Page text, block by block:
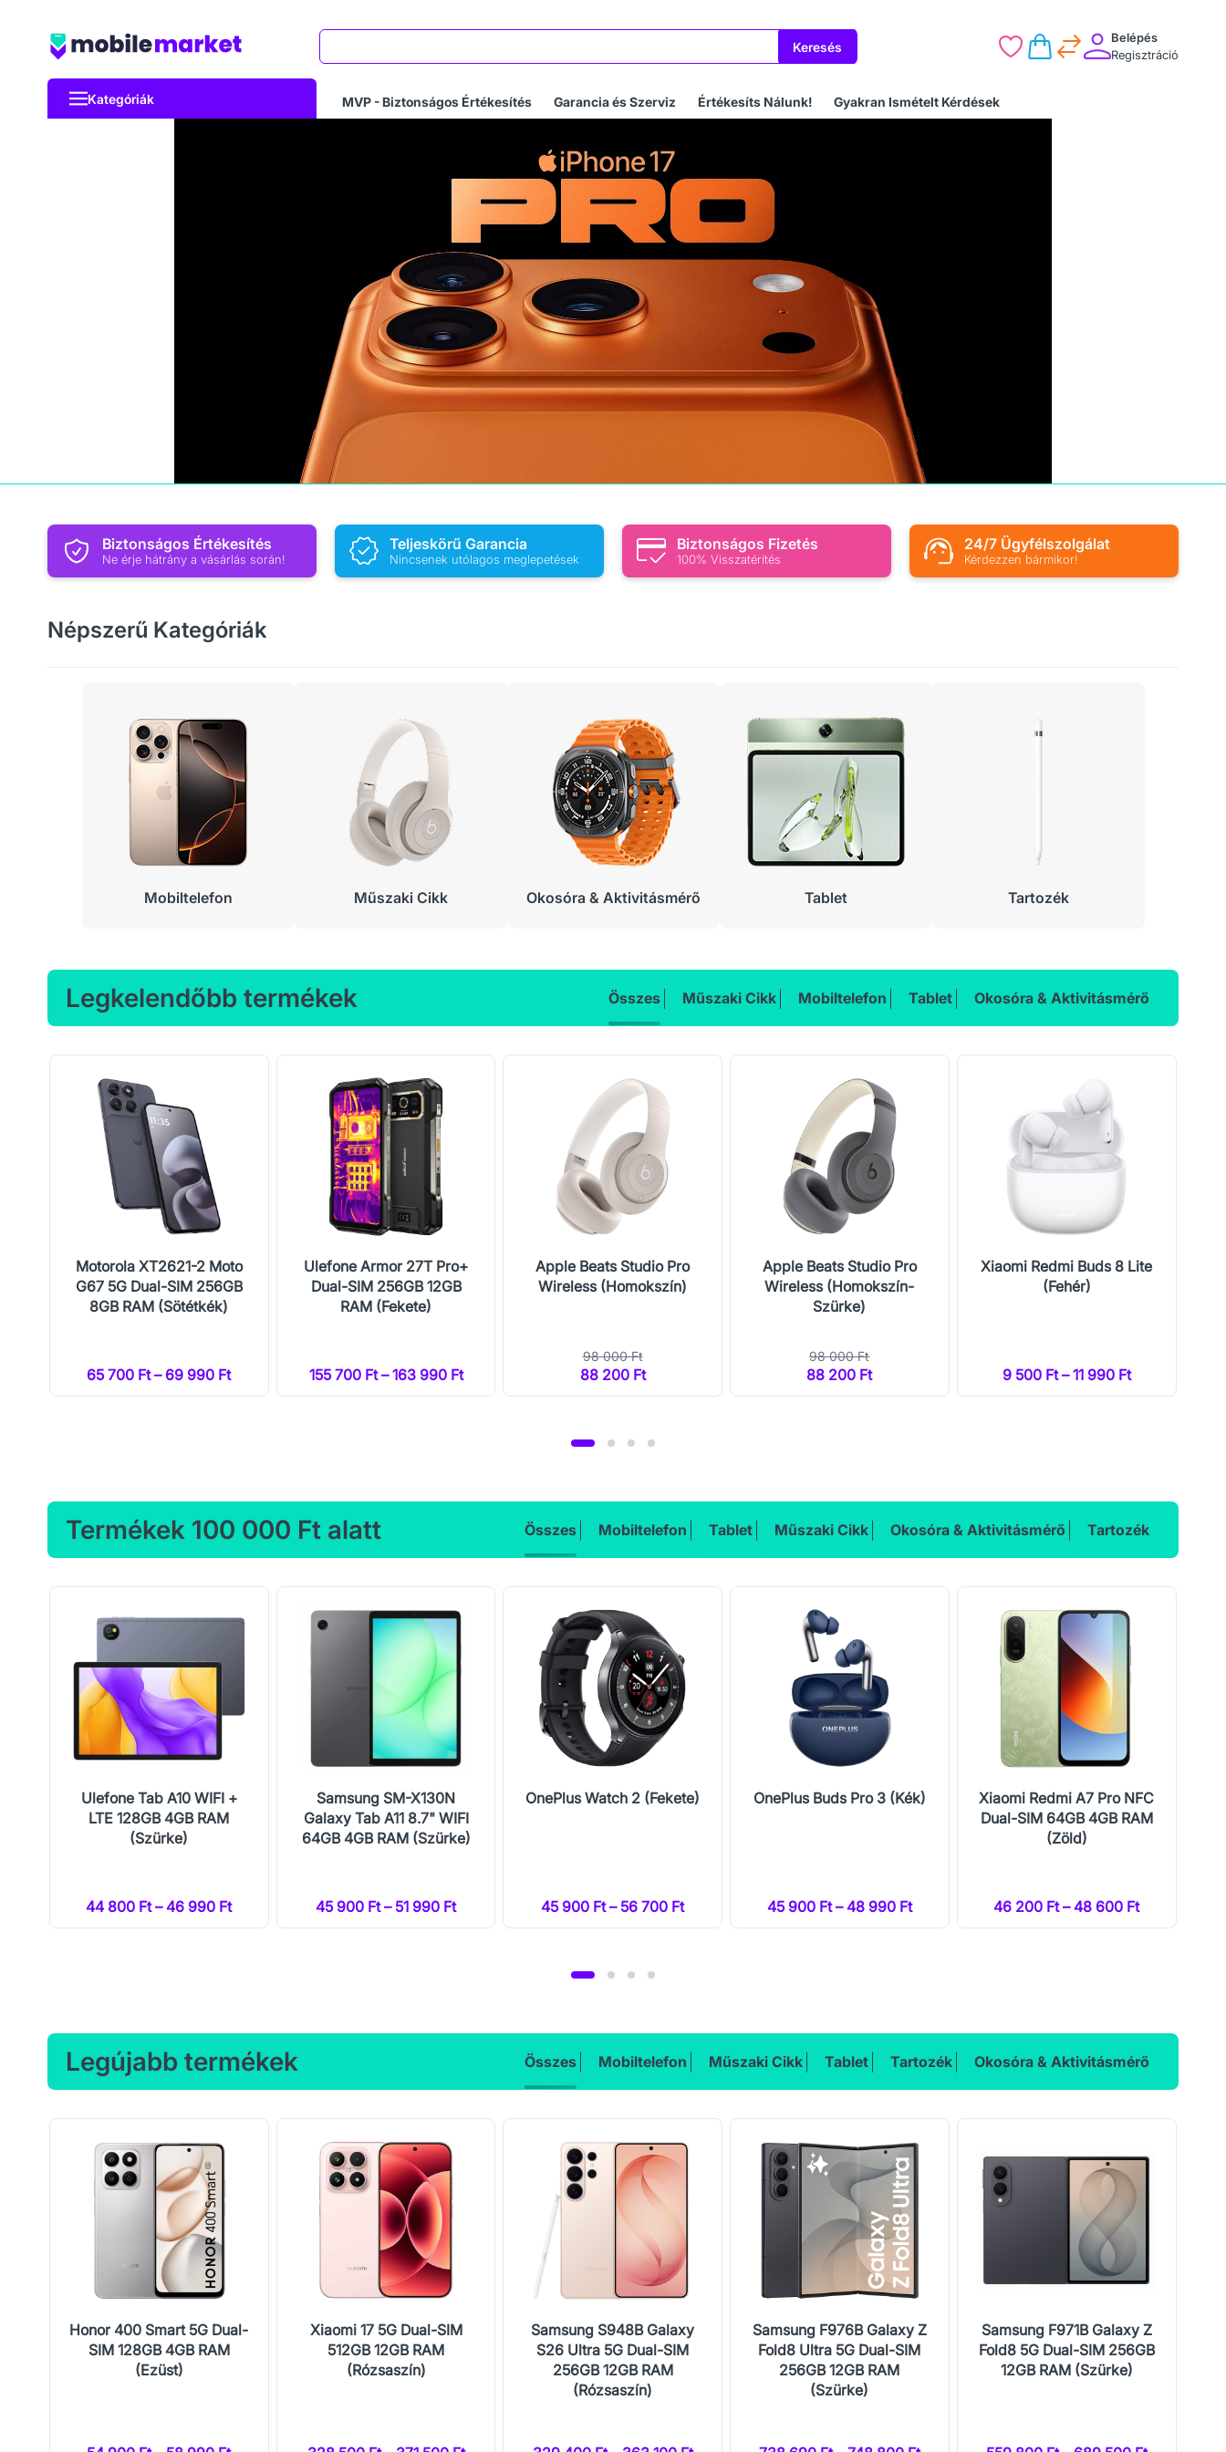
Keresés
Belépés
Regisztráció
Kategóriák MVP - Biztonságos Értékesítés Garancia és Szerviz Értékesíts Nálunk! Gyakran Ismételt Kérdések
Biztonságos Értékesítés
Ne érje hátrány a vásárlás során!
Teljeskörű Garancia
Nincsenek utólagos meglepetések
Biztonságos Fizetés
100% Visszatérítés
24/7 Ügyfélszolgálat
Kérdezzen bármikor!
Népszerű Kategóriák
Mobiltelefon Műszaki Cikk Okosóra & Aktivitásmérő Tablet Tartozék
Legkelendőbb termékek Összes Műszaki Cikk Mobiltelefon Tablet Okosóra & Aktivitásmérő
Motorola XT2621-2 Moto
G67 5G Dual-SIM 256GB
8GB RAM (Sötétkék)
65 700 Ft – 69 990 Ft
Ulefone Armor 27T Pro+
Dual-SIM 256GB 12GB
RAM (Fekete)
155 700 Ft – 163 990 Ft
Apple Beats Studio Pro
Wireless (Homokszín)
98 000 Ft
88 200 Ft
Apple Beats Studio Pro
Wireless (Homokszín-
Szürke)
98 000 Ft
88 200 Ft
Xiaomi Redmi Buds 8 Lite
(Fehér)
9 500 Ft – 11 990 Ft
Termékek 100 000 Ft alatt Összes Mobiltelefon Tablet Műszaki Cikk Okosóra & Aktivitásmérő Tartozék
Ulefone Tab A10 WIFI +
LTE 128GB 4GB RAM
(Szürke)
44 800 Ft – 46 990 Ft
Samsung SM-X130N
Galaxy Tab A11 8.7" WIFI
64GB 4GB RAM (Szürke)
45 900 Ft – 51 990 Ft
OnePlus Watch 2 (Fekete)
45 900 Ft – 56 700 Ft
OnePlus Buds Pro 3 (Kék)
45 900 Ft – 48 990 Ft
Xiaomi Redmi A7 Pro NFC
Dual-SIM 64GB 4GB RAM
(Zöld)
46 200 Ft – 48 600 Ft
Legújabb termékek Összes Mobiltelefon Műszaki Cikk Tablet Tartozék Okosóra & Aktivitásmérő
Honor 400 Smart 5G Dual-
SIM 128GB 4GB RAM
(Ezüst)
Xiaomi 17 5G Dual-SIM
512GB 12GB RAM
(Rózsaszín)
Samsung S948B Galaxy
S26 Ultra 5G Dual-SIM
256GB 12GB RAM
(Rózsaszín)
Samsung F976B Galaxy Z
Fold8 Ultra 5G Dual-SIM
256GB 12GB RAM
(Szürke)
Samsung F971B Galaxy Z
Fold8 5G Dual-SIM 256GB
12GB RAM (Szürke)